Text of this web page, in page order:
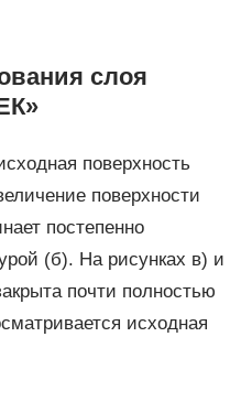
слоя
поверхность
поверхности
постепенно
(б). На рисунках в) и
почти полностью
исходная